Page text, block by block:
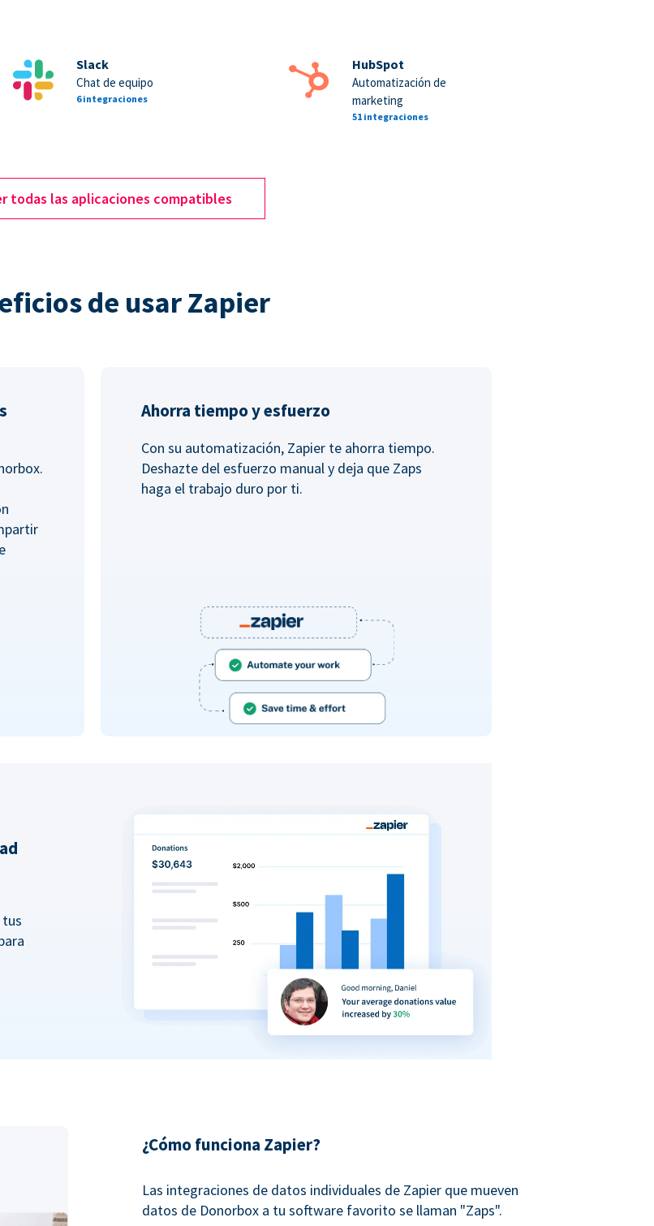
Slack
Chat de equipo
6 integraciones
HubSpot
Automatización de
marketing
51 integraciones
todas las aplicaciones compatibles
de usar Zapier
Ahorra tiempo y esfuerzo
Con su automatización, Zapier te ahorra tiempo.
Deshazte del esfuerzo manual y deja que Zaps
haga el trabajo duro por ti.
¿Cómo funciona Zapier?
Las integraciones de datos individuales de Zapier que mueven
datos de Donorbox a tu software favorito se llaman "Zaps".